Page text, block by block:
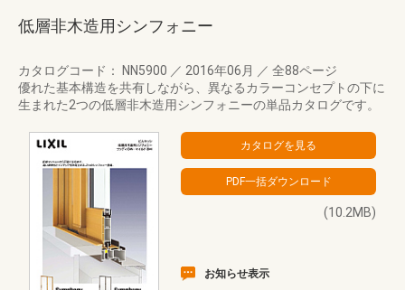
低層非木造用シンフォニー
カタログコード： NN5900 ／ 2016年06月 ／ 全88ページ
優れた基本構造を共有しながら、異なるカラーコンセプトの下に
生まれた2つの低層非木造用シンフォニーの単品カタログです。
(10.2MB)
お知らせ表示